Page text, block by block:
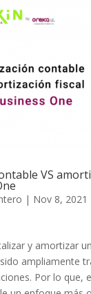
VS
| Nov 8, 2021
y amortizar
ampliamente
Por lo que,